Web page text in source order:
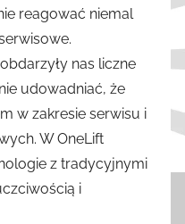
reagować niemal
nas liczne
udowadniać, że
w zakresie serwisu i
W OneLift
z tradycyjnymi
i